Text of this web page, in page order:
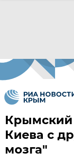
Крымский
Киева с
мозга"